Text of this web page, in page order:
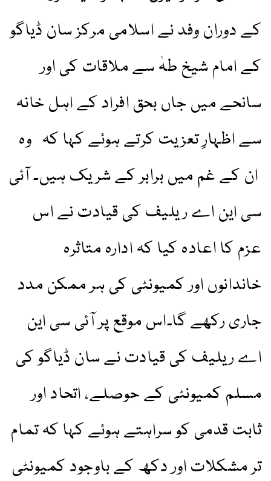
کے دوران وفد نے اسلامی مرکز سان ڈیاگو
کے امام شیخ طہٰ سے ملاقات کی اور
سانحے میں جاں بحق افراد کے اہل خانہ
سے اظہارِ تعزیت کرتے ہوئے کہا کہ وہ
ان کے غم میں برابر کے شریک ہیں۔ آئی
سی این اے ریلیف کی قیادت نے اس
عزم کا اعادہ کیا کہ ادارہ متاثرہ
خاندانوں اور کمیونٹی کی ہر ممکن مدد
جاری رکھے گا۔اس موقع پر آئی سی این
اے ریلیف کی قیادت نے سان ڈیاگو کی
مسلم کمیونٹی کے حوصلے، اتحاد اور
ثابت قدمی کو سراہتے ہوئے کہا کہ تمام
تر مشکلات اور دکھ کے باوجود کمیونٹی